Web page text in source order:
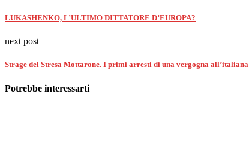
LUKASHENKO, L’ULTIMO DITTATORE D’EUROPA?
next post
Strage del Stresa Mottarone. I primi arresti di una vergogna all’italiana
Potrebbe interessarti